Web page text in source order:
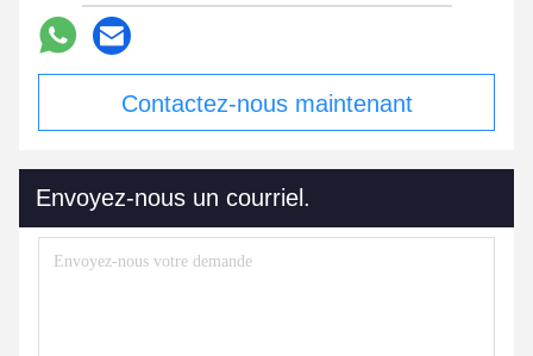
Contactez-nous maintenant
Envoyez-nous un courriel.